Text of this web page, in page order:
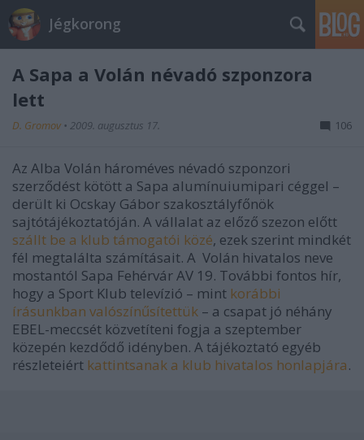
Jégkorong
A Sapa a Volán névadó szponzora
lett
D. Gromov • 2009. augusztus 17. 106
Az Alba Volán hároméves névadó szponzori
szerződést kötött a Sapa alumínuiumipari céggel –
derült ki Ocskay Gábor szakosztályfőnök
sajtótájékoztatóján. A vállalat az előző szezon előtt
szállt be a klub támogatói közé, ezek szerint mindkét
fél megtalálta számításait. A Volán hivatalos neve
mostantól Sapa Fehérvár AV 19. További fontos hír,
hogy a Sport Klub televízió – mint korábbi
írásunkban valószínűsítettük – a csapat jó néhány
EBEL-meccsét közvetíteni fogja a szeptember
közepén kezdődő idényben. A tájékoztató egyéb
részleteiért kattintsanak a klub hivatalos honlapjára.